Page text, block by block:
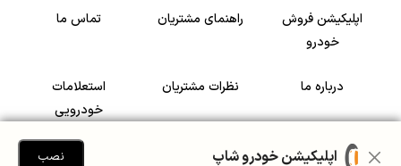
اپلیکیشن فروش
خودرو
راهنمای مشتریان تماس ما
درباره ما نظرات مشتریان
استعلامات
خودرویی
سرمایه گذاری در رضایت مشتریاناپلیکیشن خودرو شاپ نصب